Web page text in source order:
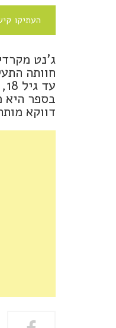
העתיקו
ג'נט
חוותה
בספר היא
דווקא